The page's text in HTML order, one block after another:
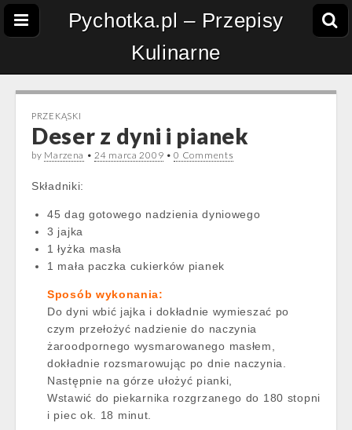
Pychotka.pl – Przepisy
Kulinarne
PRZEKĄSKI
Deser z dyni i pianek
by Marzena •24 marca 2009 •0 Comments
Składniki:
45 dag gotowego nadzienia dyniowego
3 jajka
1 łyżka masła
1 mała paczka cukierków pianek
Sposób wykonania:
Do dyni wbić jajka i dokładnie wymieszać po
czym przełożyć nadzienie do naczynia
żaroodpornego wysmarowanego masłem,
dokładnie rozsmarowując po dnie naczynia.
Następnie na górze ułożyć pianki,
Wstawić do piekarnika rozgrzanego do 180 stopni
i piec ok. 18 minut.